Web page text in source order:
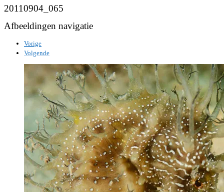
20110904_065
Afbeeldingen navigatie
Vorige
Volgende